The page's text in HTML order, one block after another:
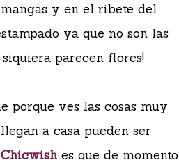
y en el ribete del
ya que no son las
parecen flores!
porque ves las cosas muy
a casa pueden ser
Chicwishes que de momento